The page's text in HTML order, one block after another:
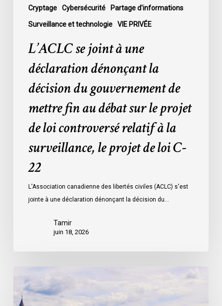
Cryptage Cybersécurité Partage d'informations
Surveillance et technologie VIE PRIVÉE
mettre
relatif
surveillance,
L’ACLC se joint à une
déclaration dénonçant la
décision du gouvernement de
mettre fin au débat sur le projet
de loi controversé relatif à la
surveillance, le projet de loi C-
22
L'Association canadienne des libertés civiles (ACLC) s'est
jointe à une déclaration dénonçant la décision du…
Tamir
juin 18, 2026
société
civile